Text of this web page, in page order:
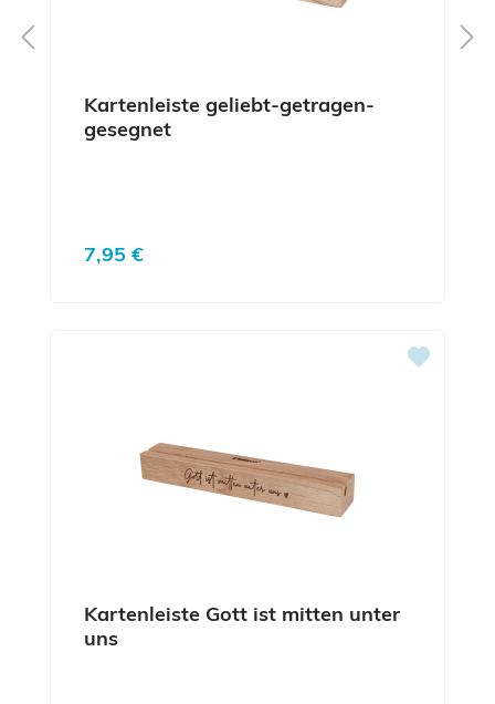
Kartenleiste geliebt-getragen-
gesegnet
Regulärer Preis:
7,95 €
Kartenleiste Gott ist mitten unter
uns